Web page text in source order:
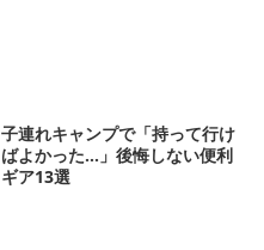
子連れキャンプで「持って行け
ばよかった…」後悔しない便利
ギア13選